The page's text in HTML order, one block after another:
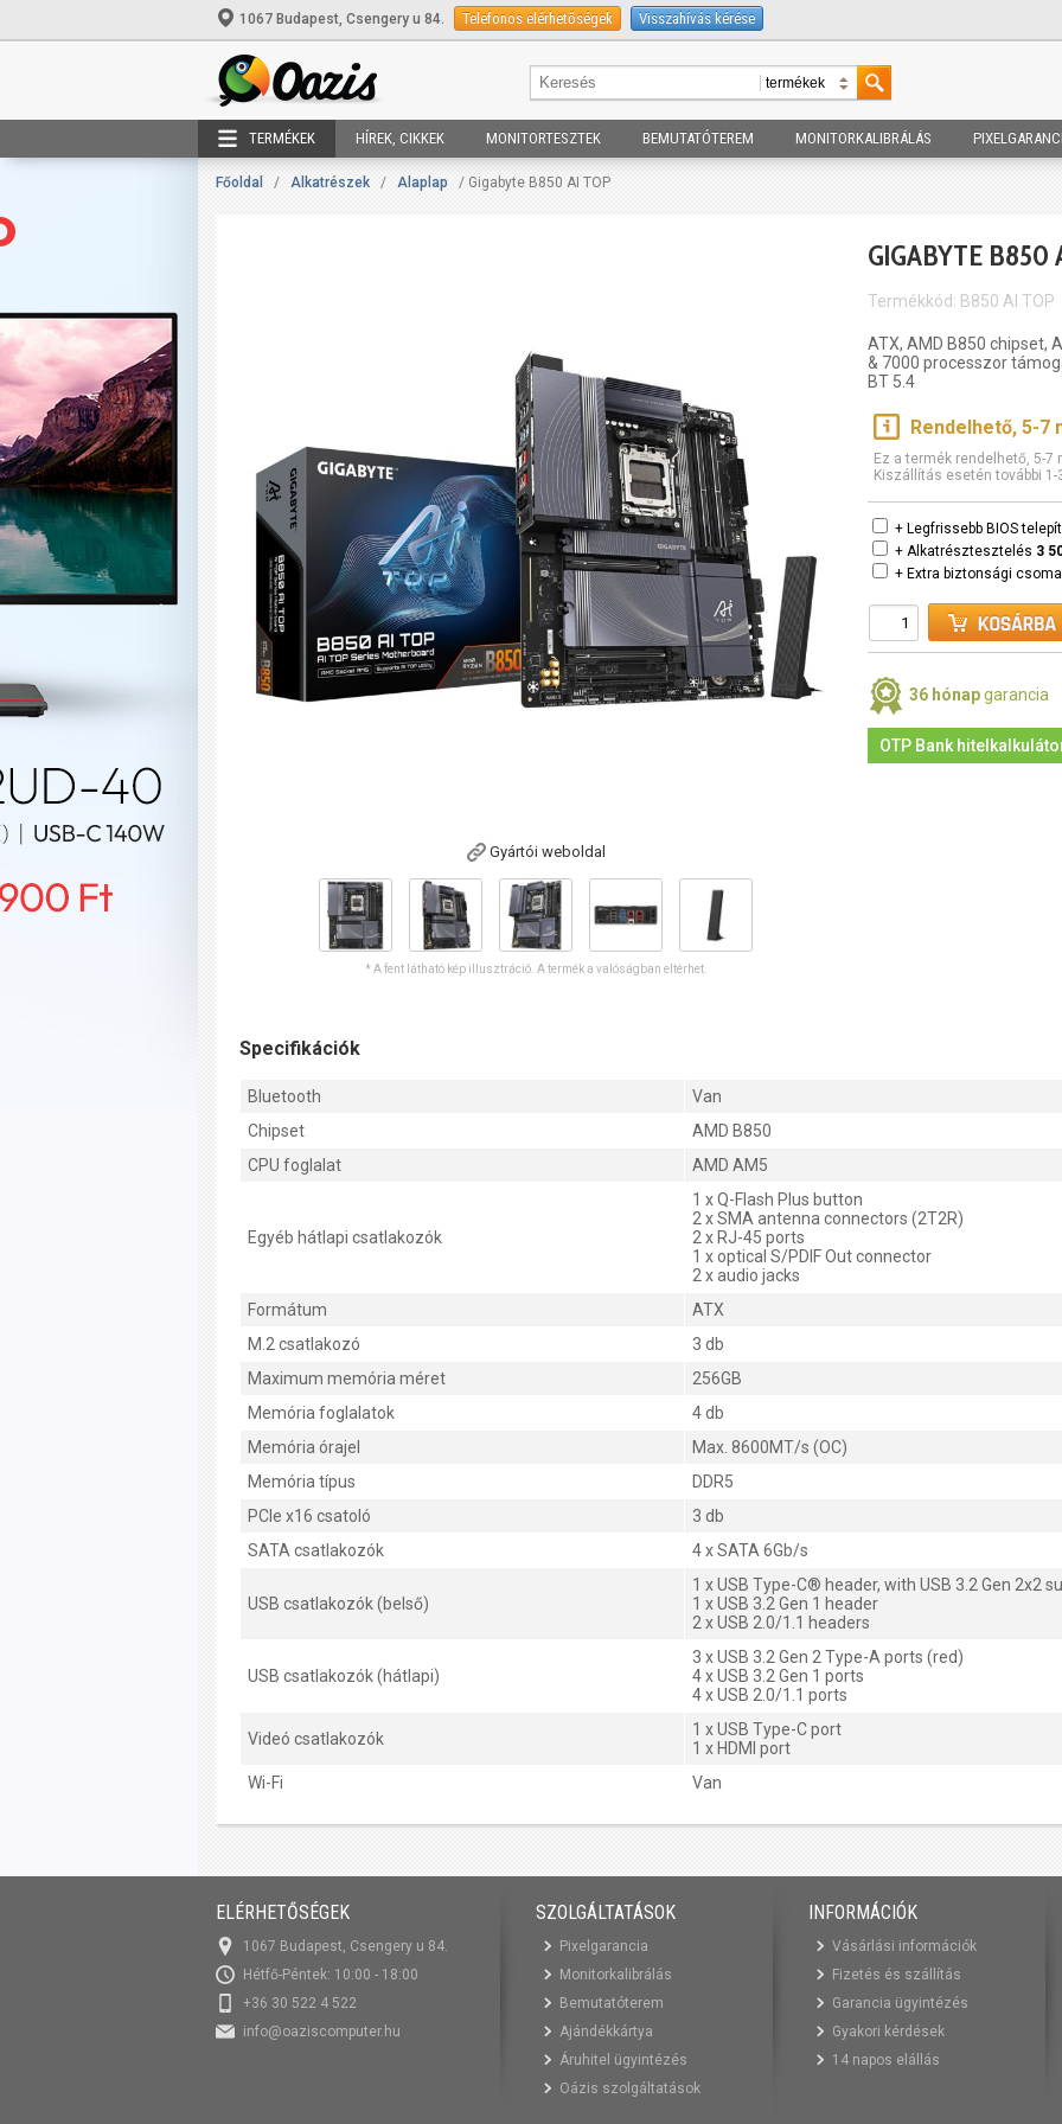
1067 Budapest, Csengery u 84. Telefonos elérhetőségek Visszahívás kérése
TERMÉKEK HÍREK, CIKKEK MONITORTESZTEK BEMUTATÓTEREM MONITORKALIBRÁLÁS
Főoldal / Alkatrészek / Alaplap / Gigabyte B850 AI TOP
Gyártói weboldal
* A fent látható kép illusztráció. A termék a valóságban eltérhet.
GIGABYTE B850
Termékkód: B850 AI TOP
ATX, AMD B850 chipset,
& 7000 processzor
BT 5.4
Rendelhető, 5-7
Ez a termék rendelhető, 5-
Kiszállítás esetén további 1-
+ Legfrissebb BIOS
+ Alkatrésztesztelés 3
+ Extra biztonsági
36 hónapgarancia
OTP Bank
Specifikációk
Bluetooth
Van
Chipset
AMD B850
CPU foglalat
AMD AM5
Egyéb hátlapi csatlakozók
1 x Q-Flash Plus button
2 x SMA antenna connectors (2T2R)
2 x RJ-45 ports
1 x optical S/PDIF Out connector
2 x audio jacks
Formátum
ATX
M.2 csatlakozó
3 db
Maximum memória méret
256GB
Memória foglalatok
4 db
Memória órajel
Max. 8600MT/s (OC)
Memória típus
DDR5
PCIe x16 csatoló
3 db
SATA csatlakozók
4 x SATA 6Gb/s
USB csatlakozók (belső)
1 x USB Type-C® header, with USB 3.2 Gen 2x2
1 x USB 3.2 Gen 1 header
2 x USB 2.0/1.1 headers
USB csatlakozók (hátlapi)
3 x USB 3.2 Gen 2 Type-A ports (red)
4 x USB 3.2 Gen 1 ports
4 x USB 2.0/1.1 ports
Videó csatlakozók
1 x USB Type-C port
1 x HDMI port
Wi-Fi
Van
ELÉRHETŐSÉGEK
1067 Budapest, Csengery u 84.
Hétfő-Péntek: 10:00 - 18:00
+36 30 522 4 522
info@oaziscomputer.hu
SZOLGÁLTATÁSOK
Pixelgarancia
Monitorkalibrálás
Bemutatóterem
Ajándékkártya
Áruhitel ügyintézés
Oázis szolgáltatások
INFORMÁCIÓK
Vásárlási információk
Fizetés és szállítás
Garancia ügyintézés
Gyakori kérdések
14 napos elállás